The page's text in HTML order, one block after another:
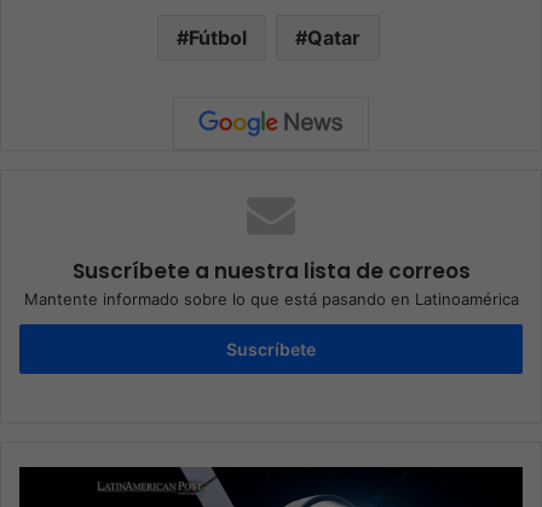
Fútbol Qatar
Suscríbete a nuestra lista de correos
Mantente informado sobre lo que está pasando en Latinoamérica
Suscríbete